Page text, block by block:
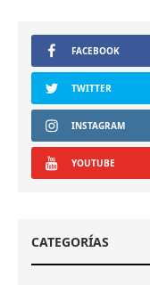
FACEBOOK
TWITTER
INSTAGRAM
YOUTUBE
CATEGORÍAS